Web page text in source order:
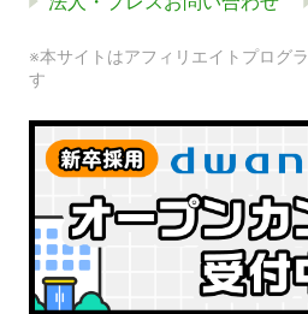
※本サイトはアフィリエイトプログ
す